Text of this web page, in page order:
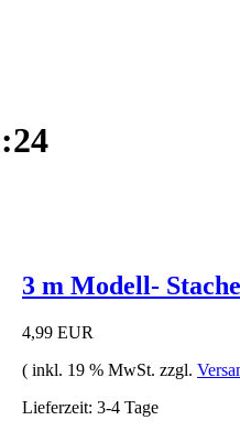
3 m Modell-
4,99 EUR
( inkl. 19 % MwSt. zzgl.
Lieferzeit: 3-4 Tage